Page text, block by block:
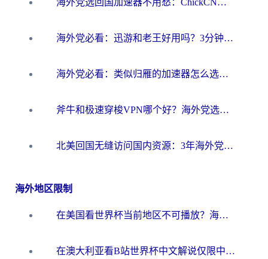
海外党选回国加速器不用愁：ChickCN和洞见哪个好？一篇搞定所有疑问
海外党必看：迅游和老王好用吗？3分钟选对加速国内网络的加速器
海外党必看：类似归雁的加速器怎么选？一篇搞定无缝访问国内资源
斧牛和极速穿梭VPN哪个好？海外党选回国加速器必看的真实对比与避坑指南
北美回国无缝访问国内资源：3年海外党亲测的加速器选择指南
海外地区限制
在美国看世界杯当前地区不可播放？海外党体育观赛终极指南来了！
在澳大利亚看B站世界杯中文解说仅限中国大陆？这篇指南帮你打破限制看遍赛事